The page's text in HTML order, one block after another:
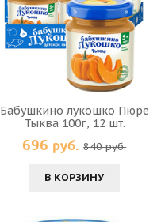
Бабушкино лукошко Пюре
Тыква 100г, 12 шт.
696 руб. 840 руб.
В КОРЗИНУ